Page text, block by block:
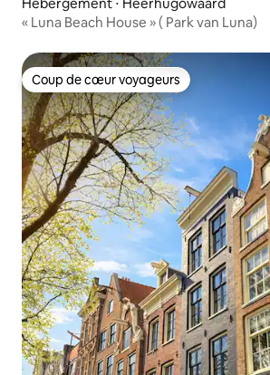
« Luna Beach House » ( Park van Luna)
Coup de cœur voyageurs
Coup de cœur voyageurs